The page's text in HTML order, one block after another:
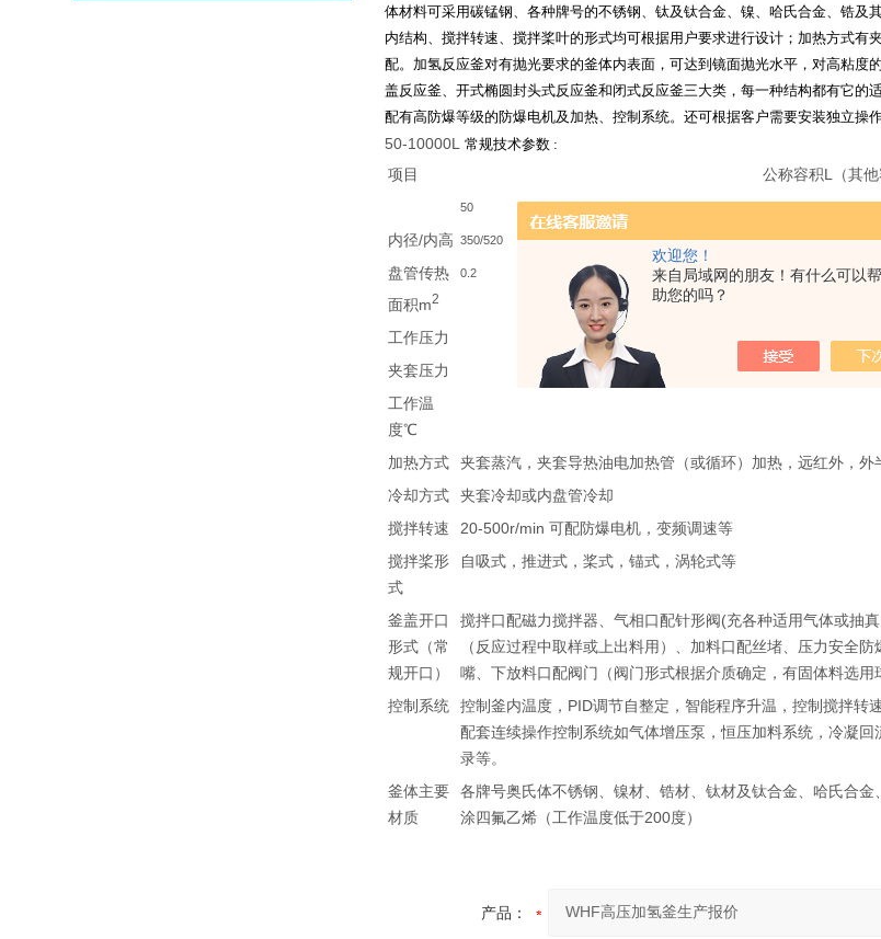
欢迎您！
来自局域网的朋友！有什么可以帮
助您的吗？
体材料可采用碳锰钢、各种牌号的不锈钢、钛及钛合金、镍、哈氏合金、锆
内结构、搅拌转速、搅拌桨叶的形式均可根据用户要求进行设计；加热方式
配。加氢反应釜对有抛光要求的釜体内表面，可达到镜面抛光水平，对高粘
盖反应釜、开式椭圆封头式反应釜和闭式反应釜三大类，每一种结构都有它
配有高防爆等级的防爆电机及加热、控制系统。还可根据客户需要安装独立操
50-10000L常规技术参数 :
项目 公称容积L（其他
50
内径/内高 350/520 450/640 600/910 600/1290 800/
盘管传热
面积m2
0.2 0.5 0.8 1.0 1.2
工作压力
夹套压力
工作温
度℃
加热方式
夹套蒸汽，夹套导热油电加热管（或循环）加热，远红外，
冷却方式
夹套冷却或内盘管冷却
搅拌转速
20-500r/min 可配防爆电机，变频调速等
搅拌桨形
式
自吸式，推进式，桨式，锚式，涡轮式等
釜盖开口
形式（常
规开口）
搅拌口配磁力搅拌器、气相口配针形阀(充各种适用气体或抽
（反应过程中取样或上出料用）、加料口配丝堵、压力安全
嘴、下放料口配阀门（阀门形式根据介质确定，有固体料选用
控制系统
控制釜内温度，PID调节自整定，智能程序升温，控制搅拌
配套连续操作控制系统如气体增压泵，恒压加料系统，冷凝
录等。
釜体主要
材质
各牌号奥氏体不锈钢、镍材、锆材、钛材及钛合金、哈氏合
涂四氟乙烯（工作温度低于200度）
产品：